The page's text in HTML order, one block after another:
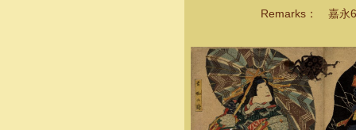
Remarks： 嘉永